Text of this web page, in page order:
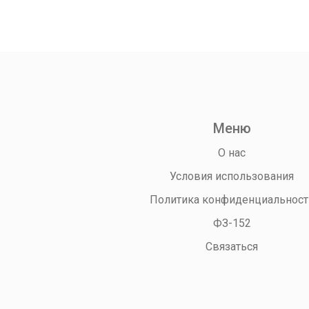
Меню
О нас
Условия использования
Политика
ФЗ-152
Связаться